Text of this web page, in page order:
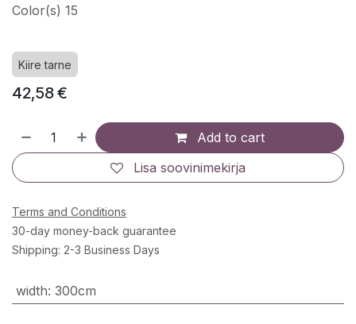
Color(s) 15
Kiire tarne
42,58€
Add to cart
Lisa soovinimekirja
Terms and Conditions
30-day money-back guarantee
Shipping: 2-3 Business Days
width: 300cm